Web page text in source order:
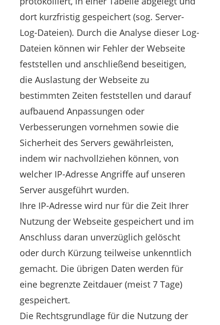
dort kurzfristig gespeichert (sog. Server-
Log-Dateien). Durch die Analyse dieser Log-
Dateien können wir Fehler der Webseite
feststellen und anschließend beseitigen,
die Auslastung der Webseite zu
bestimmten Zeiten feststellen und darauf
aufbauend Anpassungen oder
Verbesserungen vornehmen sowie die
Sicherheit des Servers gewährleisten,
indem wir nachvollziehen können, von
welcher IP-Adresse Angriffe auf unseren
Server ausgeführt wurden.
Ihre IP-Adresse wird nur für die Zeit Ihrer
Nutzung der Webseite gespeichert und im
Anschluss daran unverzüglich gelöscht
oder durch Kürzung teilweise unkenntlich
gemacht. Die übrigen Daten werden für
eine begrenzte Zeitdauer (meist 7 Tage)
gespeichert.
Die Rechtsgrundlage für die Nutzung der